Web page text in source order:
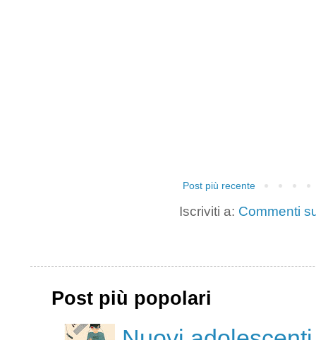
Post più recente
Iscriviti a: Commenti
Post più popolari